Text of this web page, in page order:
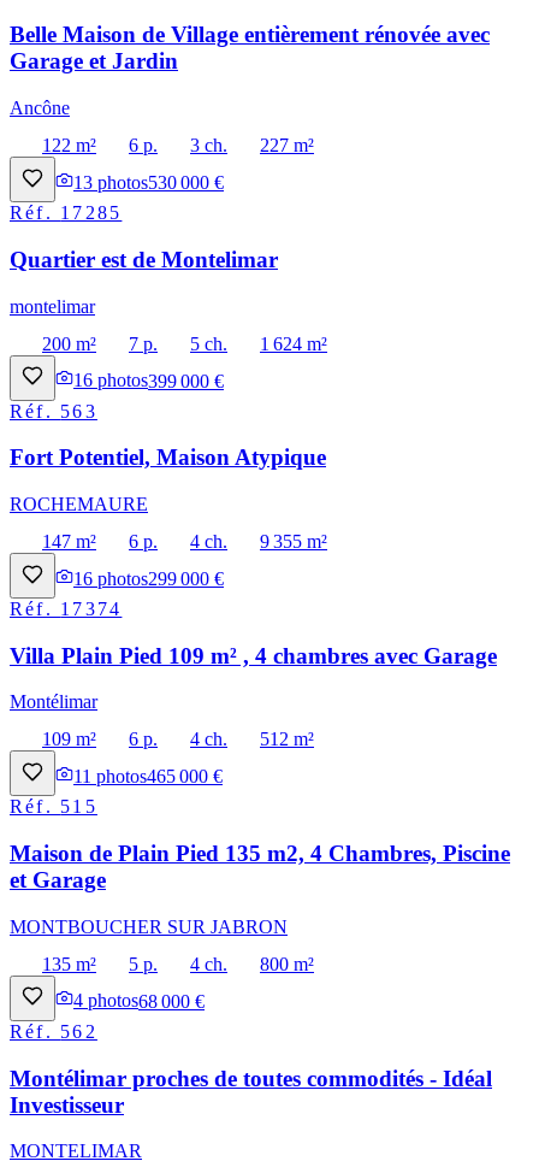
Belle Maison de Village entièrement rénovée avec
Garage et Jardin
Ancône
122 m²
6 p. 3 ch.
227 m²
13 photos530 000 €
Réf. 17285
Quartier est de Montelimar
montelimar
200 m²
7 p. 5 ch.
1 624 m²
16 photos399 000 €
Réf. 563
Fort Potentiel, Maison Atypique
ROCHEMAURE
147 m²
6 p. 4 ch.
9 355 m²
16 photos299 000 €
Réf. 17374
Villa Plain Pied 109 m² , 4 chambres avec Garage
Montélimar
109 m²
6 p. 4 ch.
512 m²
11 photos465 000 €
Réf. 515
Maison de Plain Pied 135 m2, 4 Chambres, Piscine
et Garage
MONTBOUCHER SUR JABRON
135 m²
5 p. 4 ch.
800 m²
4 photos68 000 €
Réf. 562
Montélimar proches de toutes commodités - Idéal
Investisseur
MONTELIMAR